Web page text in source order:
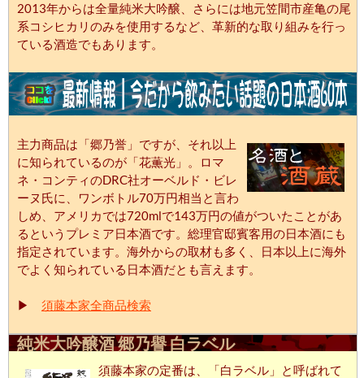
2013年からは全量純米大吟醸、さらには地元笠間市産亀の尾
系コシヒカリのみを使用するなど、革新的な取り組みを行っ
ている酒造でもあります。
主力商品は「郷乃誉」ですが、それ以上
に知られているのが「花薫光」。ロマ
ネ・コンティのDRC社オーベルド・ビレ
ーヌ氏に、ワンボトル70万円相当と言わ
しめ、アメリカでは720mlで143万円の値がついたことがあ
るというプレミア日本酒です。総理官邸賓客用の日本酒にも
指定されています。海外からの取材も多く、日本以上に海外
でよく知られている日本酒だとも言えます。
▶ 須藤本家全商品検索
純米大吟醸酒 郷乃譽 白ラベル
須藤本家の定番は、「白ラベル」と呼ばれて